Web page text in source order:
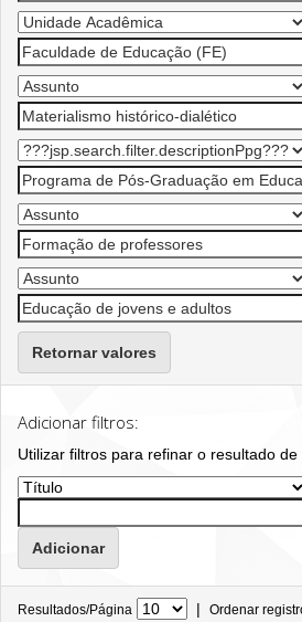
Retornar valores
Adicionar filtros:
Utilizar filtros para refinar o resultado de
Resultados/Página | Ordenar